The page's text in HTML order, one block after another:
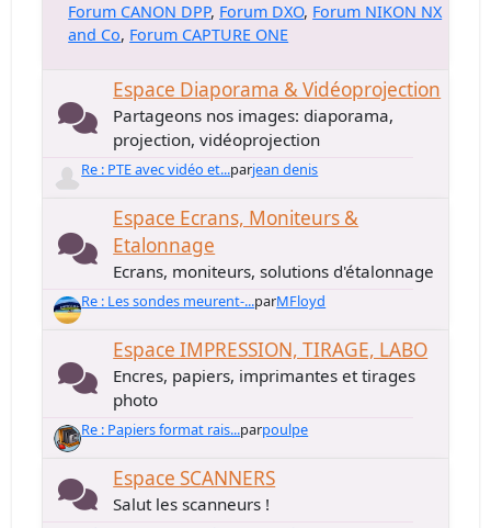
Forum CANON DPP Forum DXO Forum NIKON NX
and Co Forum CAPTURE ONE
Espace Diaporama & Vidéoprojection
Partageons nos images: diaporama,
projection, vidéoprojection
Re : PTE avec vidéo et...parjean denis
Espace Ecrans, Moniteurs &
Etalonnage
Ecrans, moniteurs, solutions d'étalonnage
Re : Les sondes meurent-...parMFloyd
Espace IMPRESSION, TIRAGE, LABO
Encres, papiers, imprimantes et tirages
photo
Re : Papiers format rais...parpoulpe
Espace SCANNERS
Salut les scanneurs !